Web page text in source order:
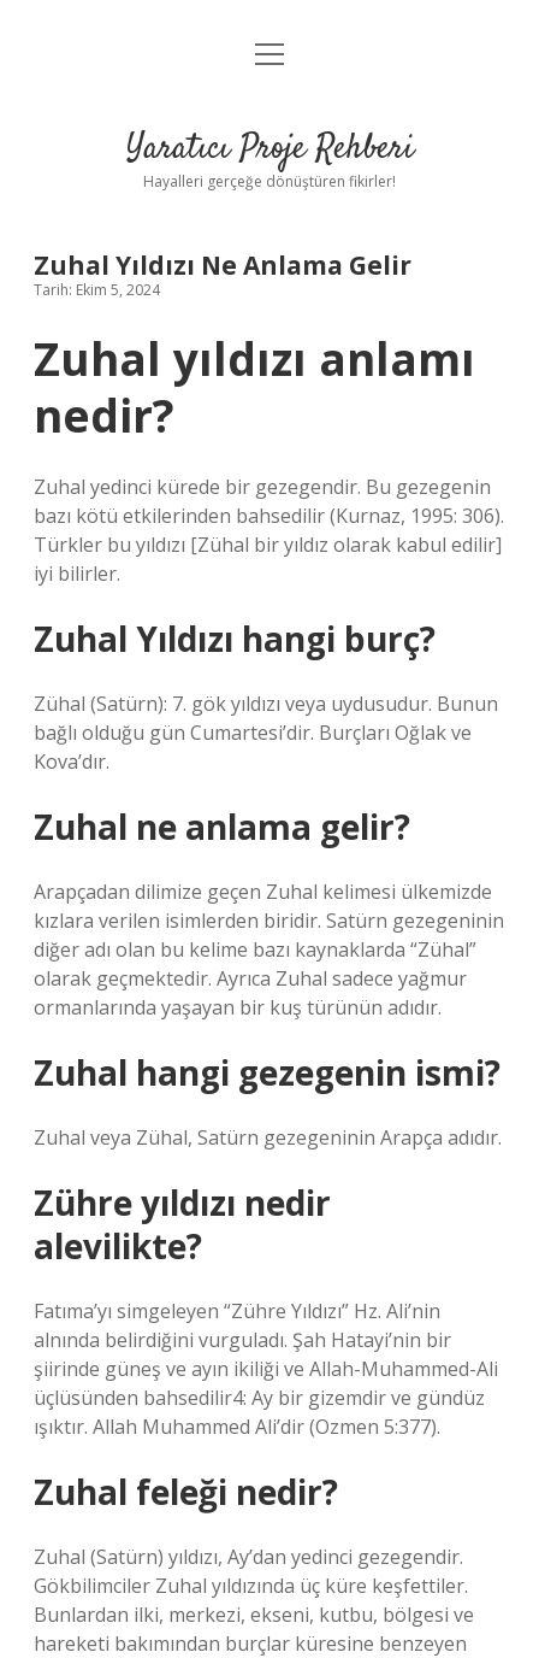
Anasayfa
Yasal Uyarı
menüyü
Yaratıcı Proje Rehberi
Hayalleri gerçeğe dönüştüren fikirler!
Zuhal Yıldızı Ne Anlama Gelir
Tarih: Ekim 5, 2024
Zuhal yıldızı anlamı
nedir?
Zuhal yedinci kürede bir gezegendir. Bu gezegenin
bazı kötü etkilerinden bahsedilir (Kurnaz, 1995: 306).
Türkler bu yıldızı [Zühal bir yıldız olarak kabul edilir]
iyi bilirler.
Zuhal Yıldızı hangi burç?
Zühal (Satürn): 7. gök yıldızı veya uydusudur. Bunun
bağlı olduğu gün Cumartesi’dir. Burçları Oğlak ve
Kova’dır.
Zuhal ne anlama gelir?
Arapçadan dilimize geçen Zuhal kelimesi ülkemizde
kızlara verilen isimlerden biridir. Satürn gezegeninin
diğer adı olan bu kelime bazı kaynaklarda “Zühal”
olarak geçmektedir. Ayrıca Zuhal sadece yağmur
ormanlarında yaşayan bir kuş türünün adıdır.
Zuhal hangi gezegenin ismi?
Zuhal veya Zühal, Satürn gezegeninin Arapça adıdır.
Zühre yıldızı nedir
alevilikte?
Fatıma’yı simgeleyen “Zühre Yıldızı” Hz. Ali’nin
alnında belirdiğini vurguladı. Şah Hatayi’nin bir
şiirinde güneş ve ayın ikiliği ve Allah-Muhammed-Ali
üçlüsünden bahsedilir4: Ay bir gizemdir ve gündüz
ışıktır. Allah Muhammed Ali’dir (Ozmen 5:377).
Zuhal feleği nedir?
Zuhal (Satürn) yıldızı, Ay’dan yedinci gezegendir.
Gökbilimciler Zuhal yıldızında üç küre keşfettiler.
Bunlardan ilki, merkezi, ekseni, kutbu, bölgesi ve
hareketi bakımından burçlar küresine benzeyen